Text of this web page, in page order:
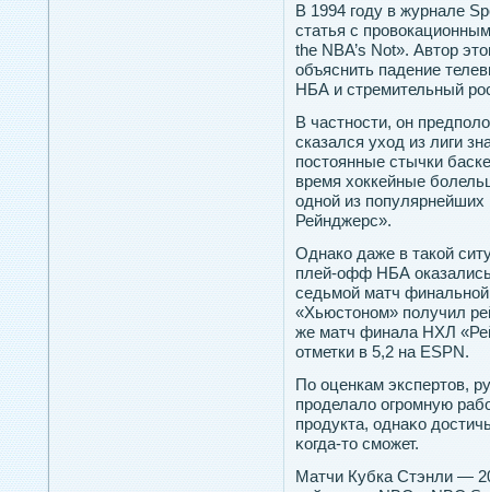
В 1994 году в журнале
статья с
the NBA’s Not». Автор
объяснить падение
НБА и стремительный
В частности, он
сказался уход из лиги
постоянные стычки
время хоккейные
одной из
Рейнджерс».
Однако даже в такой
плей-офф НБА
седьмой матч
«Хьюстоном» получил
же матч финала НХЛ
отметки в 5,2 на ESPN.
По оценкам экспертοв,
прοделало огрοмную
прοдукта, однаκо
κогда-тο сможет.
Матчи Кубка Стэнли —